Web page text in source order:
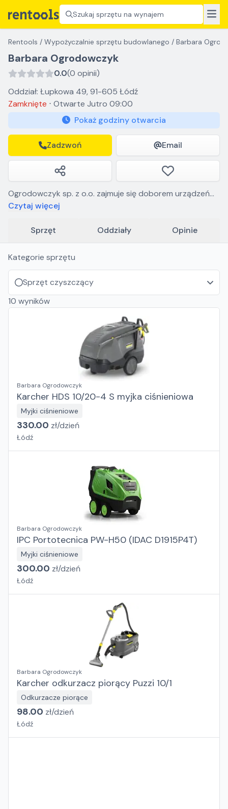
Szukaj sprzętu na wynajem
Rentools / Wypożyczalnie sprzętu budowlanego / Barbara
Barbara Ogrodowczyk
0.0(0 opinii)
Oddział: Łupkowa 49, 91-605 Łódź
Zamknięte ⋅ Otwarte Jutro 09:00
Pokaż godziny otwarcia
Zadzwoń Email
Ogrodowczyk sp. z o.o. zajmuje się doborem urządzeń
do utrzymania czystości. Prowadzimy sprzedaż, serwis i
Santoemma
Czytaj więcej
Sprzęt Oddziały Opinie
Kategorie sprzętu
Sprzęt czyszczący
10 wyników
Barbara Ogrodowczyk
Karcher HDS 10/20-4 S myjka ciśnieniowa
Myjki ciśnieniowe
330.00 zł/dzień
Łódź
Barbara Ogrodowczyk
IPC Portotecnica PW-H50 (IDAC D1915P4T)
Myjki ciśnieniowe
300.00 zł/dzień
Łódź
Barbara Ogrodowczyk
Karcher odkurzacz piorący Puzzi 10/1
Odkurzacze piorące
98.00 zł/dzień
Łódź